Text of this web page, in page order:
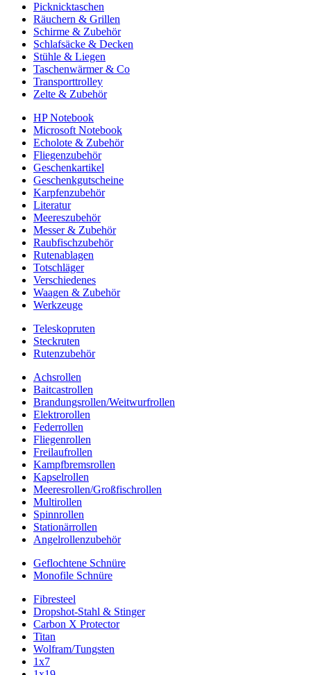
Picknicktaschen
Räuchern & Grillen
Schirme & Zubehör
Schlafsäcke & Decken
Stühle & Liegen
Taschenwärmer & Co
Transporttrolley
Zelte & Zubehör
HP Notebook
Microsoft Notebook
Echolote & Zubehör
Fliegenzubehör
Geschenkartikel
Geschenkgutscheine
Karpfenzubehör
Literatur
Meereszubehör
Messer & Zubehör
Raubfischzubehör
Rutenablagen
Totschläger
Verschiedenes
Waagen & Zubehör
Werkzeuge
Teleskopruten
Steckruten
Rutenzubehör
Achsrollen
Baitcastrollen
Brandungsrollen/Weitwurfrollen
Elektrorollen
Federrollen
Fliegenrollen
Freilaufrollen
Kampfbremsrollen
Kapselrollen
Meeresrollen/Großfischrollen
Multirollen
Spinnrollen
Stationärrollen
Angelrollenzubehör
Geflochtene Schnüre
Monofile Schnüre
Fibresteel
Dropshot-Stahl & Stinger
Carbon X Protector
Titan
Wolfram/Tungsten
1x7